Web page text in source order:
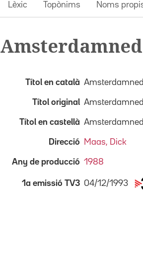
Lèxic Topònims Noms
Títol en català
Títol original Amsterdamned
Títol en castellà
Direcció Maas, Dick
Any de producció 1988
1a emissió TV3 04/12/1993